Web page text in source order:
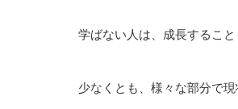
学ばない人は、成長するこ
少なくとも、様々な部分で